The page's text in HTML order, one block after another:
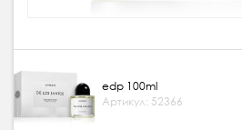
edp 100ml
Артикул: 52366